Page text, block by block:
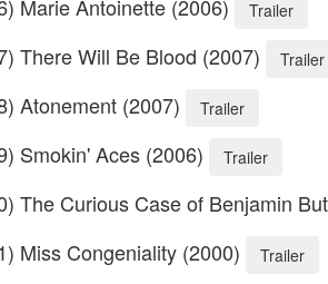
Marie Antoinette (2006) Trailer
There Will Be Blood (2007) Trailer
Atonement (2007) Trailer
Smokin' Aces (2006) Trailer
The Curious Case of Benjamin
Miss Congeniality (2000)
Trailer